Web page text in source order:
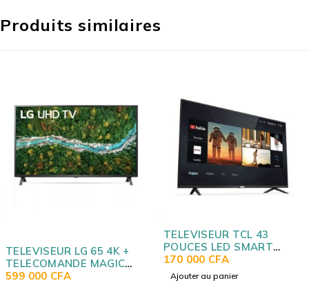
Produits similaires
+
POUCES LED SMART
ANDROID P618
170 000CFA
Ajouter au panier
TELEVISEUR
POUCES SMART
40N5300AU
205 000